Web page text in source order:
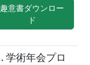
趣意書ダウンロー
ド
学術年会プロ